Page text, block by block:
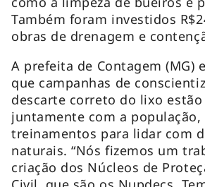
Também foram investidos
obras de drenagem e
A prefeita de Contagem (MG)
que campanhas de
descarte correto do lixo
juntamente com a população,
treinamentos para lidar com
naturais. “Nós fizemos um
criação dos Núcleos de